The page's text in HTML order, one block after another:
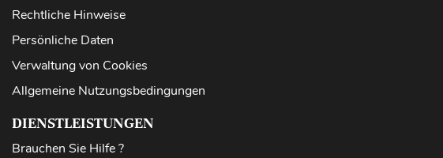
Rechtliche Hinweise
Persönliche Daten
Verwaltung von Cookies
Allgemeine Nutzungsbedingungen
DIENSTLEISTUNGEN
Brauchen Sie Hilfe ?